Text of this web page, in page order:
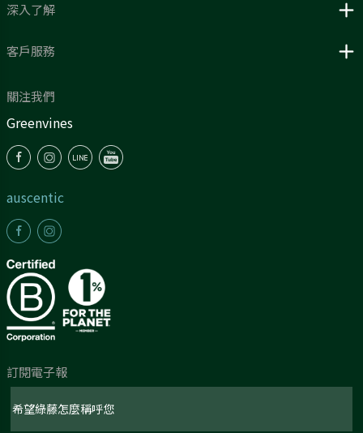
深入了解
客戶服務
關注我們
Greenvines
auscentic
訂閱電子報